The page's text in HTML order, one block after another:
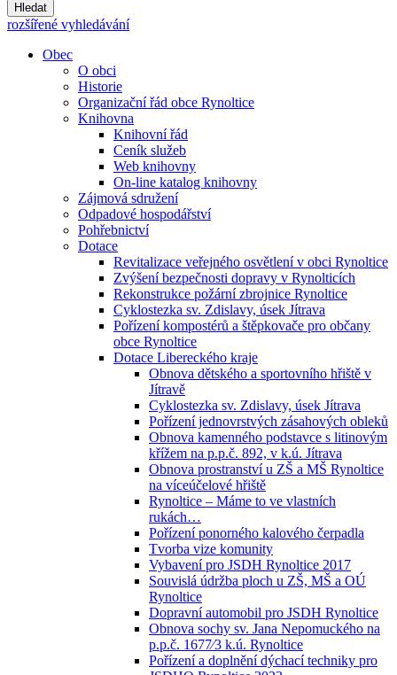
Hledat
rozšířené vyhledávání
Obec
O obci
Historie
Organizační řád obce Rynoltice
Knihovna
Knihovní řád
Ceník služeb
Web knihovny
On-line katalog knihovny
Zájmová sdružení
Odpadové hospodářství
Pohřebnictví
Dotace
Revitalizace veřejného osvětlení v obci Rynoltice
Zvýšení bezpečnosti dopravy v Rynolticích
Rekonstrukce požární zbrojnice Rynoltice
Cyklostezka sv. Zdislavy, úsek Jítrava
Pořízení kompostérů a štěpkovače pro občany
obce Rynoltice
Dotace Libereckého kraje
Obnova dětského a sportovního hřiště v
Jítravě
Cyklostezka sv. Zdislavy, úsek Jítrava
Pořízení jednovrstvých zásahových obleků
Obnova kamenného podstavce s litinovým
křížem na p.p.č. 892, v k.ú. Jítrava
Obnova prostranství u ZŠ a MŠ Rynoltice
na víceúčelové hřiště
Rynoltice – Máme to ve vlastních
rukách…
Pořízení ponorného kalového čerpadla
Tvorba vize komunity
Vybavení pro JSDH Rynoltice 2017
Souvislá údržba ploch u ZŠ, MŠ a OÚ
Rynoltice
Dopravní automobil pro JSDH Rynoltice
Obnova sochy sv. Jana Nepomuckého na
p.p.č. 1677⁄3 k.ú. Rynoltice
Pořízení a doplnění dýchací techniky pro